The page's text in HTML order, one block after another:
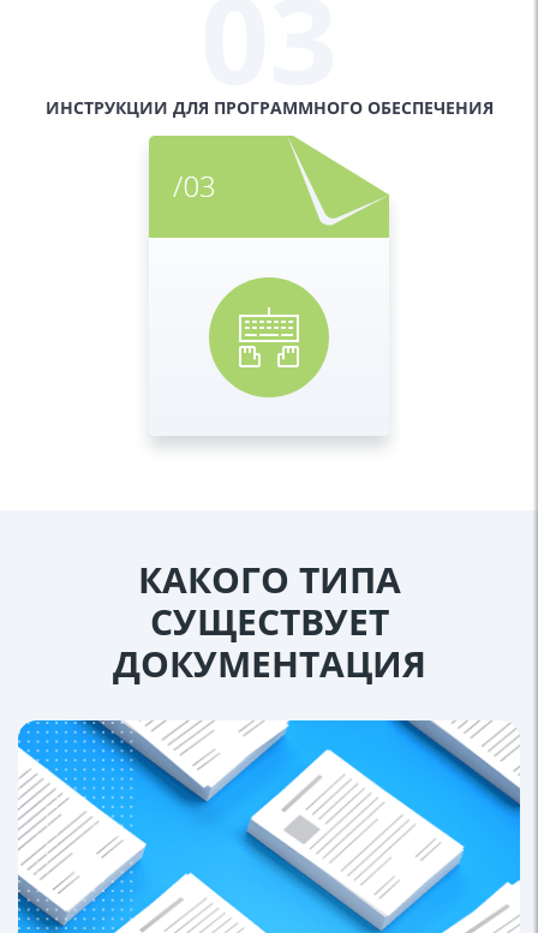
ИНСТРУКЦИИ ДЛЯ ПРОГРАММНОГООБЕСПЕЧЕНИЯ
КАКОГО ТИПА
СУЩЕСТВУЕТ
ДОКУМЕНТАЦИЯ